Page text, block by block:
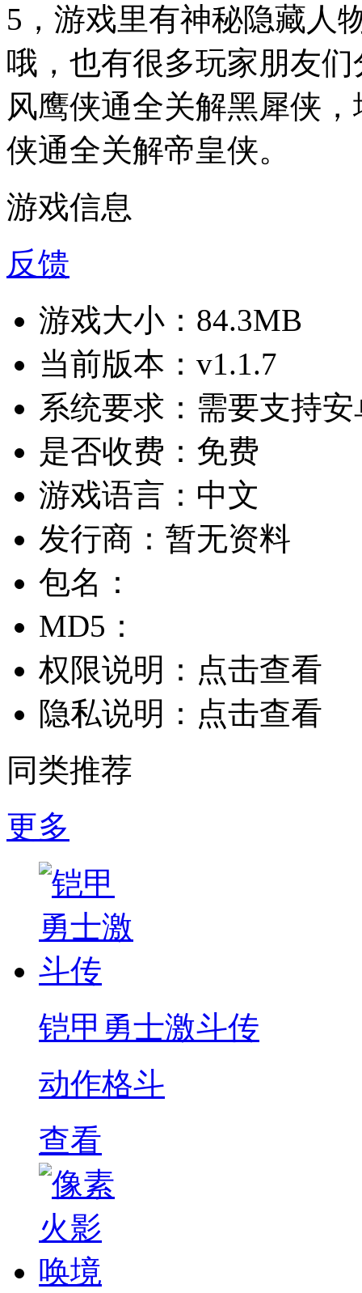
5，游戏里有神秘隐藏人
哦，也有很多玩家朋友
风鹰侠通全关解黑犀侠
侠通全关解帝皇侠。
游戏信息
反馈
游戏大小： 84.3MB
当前版本： v1.1.7
系统要求： 需要支持
是否收费： 免费
游戏语言： 中文
发行商： 暂无资料
包名：
MD5：
权限说明： 点击查看
隐私说明： 点击查看
同类推荐
更多
铠甲勇士激斗传
动作格斗
查看